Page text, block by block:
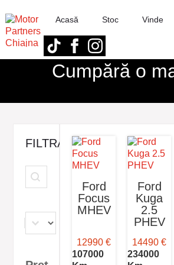
Acasă Stoc Vinde
Cumpără o
FILTRARE
Caută
Search content
Producator
Select content
Ford
Focus
MHEV
12990 €
107000
Ford
Kuga
2.5
PHEV
14490 €
234000